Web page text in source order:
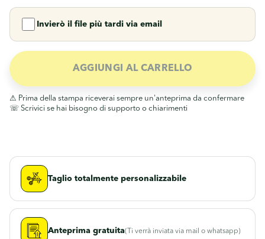
Invierò il file più tardi via email
AGGIUNGI AL CARRELLO
Taglio totalmente personalizzabile
Anteprima gratuita(Ti verrà inviata via mail o whatsapp)